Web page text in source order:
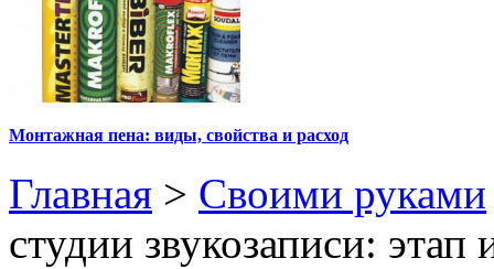
Монтажная пена: виды, свойства и расход
Главная > Своими руками
студии звукозаписи: этап